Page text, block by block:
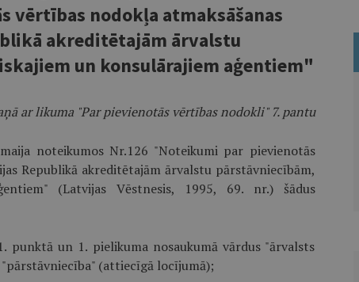
vērtības nodokļa atmaksāšanas
akreditētajām ārvalstu
un konsulārajiem aģentiem"
ar likuma "Par pievienotās vērtības nodokli" 7. pantu
noteikumos Nr.126 "Noteikumi par pievienotās
Republikā akreditētajām ārvalstu pārstāvniecībām,
(Latvijas Vēstnesis, 1995, 69. nr.) šādus
punktā un 1. pielikuma nosaukumā vārdus "ārvalsts
(attiecīgā locījumā);